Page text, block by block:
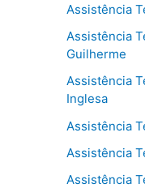
Assistência
Assistência
Guilherme
Assistência
Inglesa
Assistência
Assistência
Assistência